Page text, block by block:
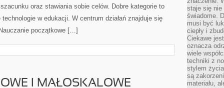
oraz stawiania sobie celów. Dobre kategorie to
w edukacji. W centrum działań znajduje się
początkowe […]
I MAŁOSKALOWE
staje się nie
świadome.
musi być
ciepły i
Ciekawe
oznacza
wiele
techniki z
stylem
są
materiału,